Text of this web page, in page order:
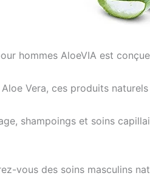
hommes AloeVIA est
Aloe Vera, ces produits
shampoings et soins
vous des soins masculins